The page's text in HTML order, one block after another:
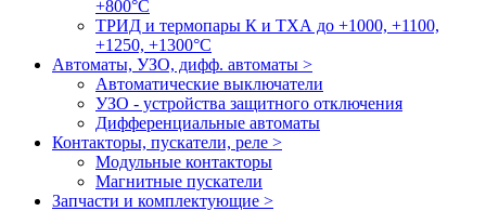
+800°C
ТРИД и термопары К и ТХА до +1000, +1100,
+1250, +1300°C
Автоматы, УЗО, дифф. автоматы >
Автоматические выключатели
УЗО - устройства защитного отключения
Дифференциальные автоматы
Контакторы, пускатели, реле >
Модульные контакторы
Магнитные пускатели
Запчасти и комплектующие >